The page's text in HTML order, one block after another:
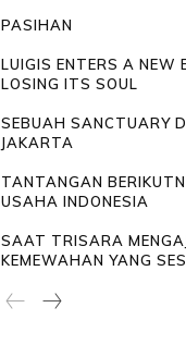
PASIHAN
LUIGIS ENTERS A
LOSING ITS SOUL
SEBUAH SANCTUARY
JAKARTA
TANTANGAN
USAHA INDONESIA
SAAT TRISARA
KEMEWAHAN YANG